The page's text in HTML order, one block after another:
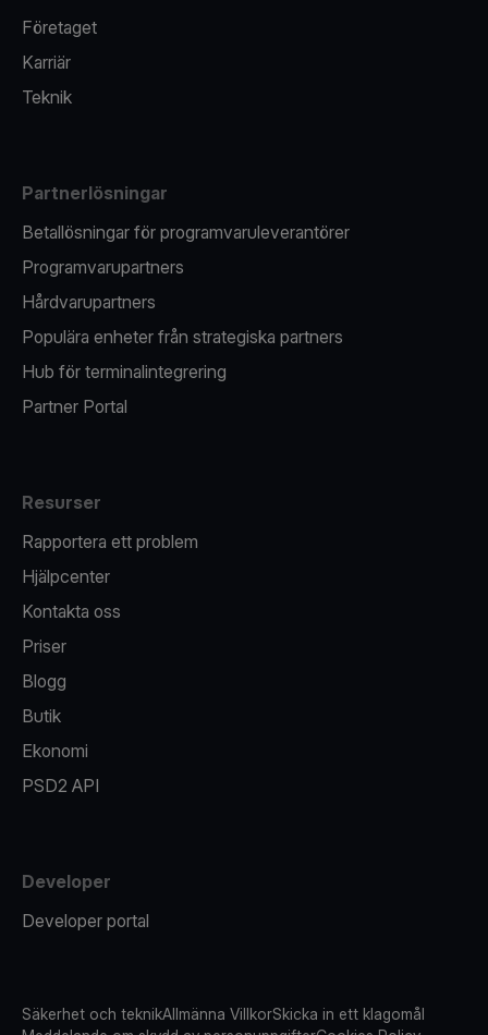
Företaget
Karriär
Teknik
Partnerlösningar
Betallösningar för programvaruleverantörer
Programvarupartners
Hårdvarupartners
Populära enheter från strategiska partners
Hub för terminalintegrering
Partner Portal
Resurser
Rapportera ett problem
Hjälpcenter
Kontakta oss
Priser
Blogg
Butik
Ekonomi
PSD2 API
Developer
Developer portal
Säkerhet och teknikAllmänna VillkorSkicka in ett klagomål